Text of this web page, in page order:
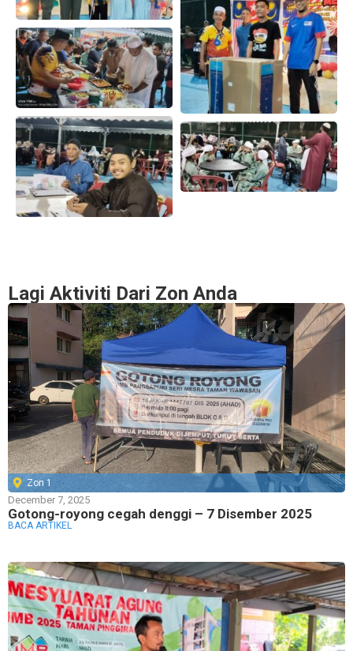
Lagi Aktiviti Dari Zon Anda
Zon 1
December 7, 2025
Gotong-royong cegah denggi – 7 Disember 2025
BACA ARTIKEL